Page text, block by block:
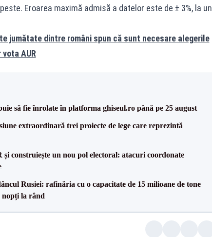
Eroarea maximă admisă a datelor este de ± 3%, la un
jumătate dintre români spun că sunt necesare alegerile
AUR
să fie înrolate în platforma ghiseul.ro până pe 25 august
extraordinară trei proiecte de lege care reprezintă
construiește un nou pol electoral: atacuri coordonate
Rusiei: rafinăria cu o capacitate de 15 milioane de tone
nopți la rând